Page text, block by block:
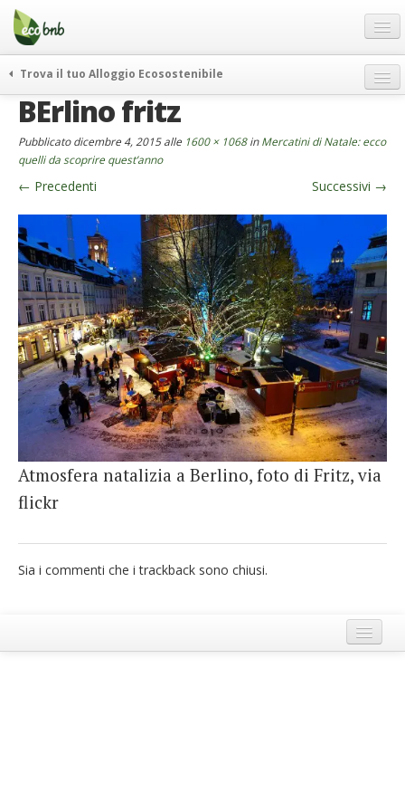
Menu
Salta
contenuto
Offerte Speciali
Regali
FAQ
Chi Siamo
Partner
Contatti
Italiano
German
English
Spanish
French
Italiano
Trova il tuo Alloggio Ecosostenibile
weekend green
curiosità
vivere e viaggiare verde
news ed eventi
ecohotel
rassegna stampa
BErlino fritz
Pubblicatodicembre 4, 2015alle 1600 × 1068inMercatini di Natale: ecco
quelli da scoprire quest’anno
← Precedenti Successivi →
Atmosfera natalizia a Berlino, foto di Fritz, via
flickr
Sia i commenti che i trackback sono chiusi.